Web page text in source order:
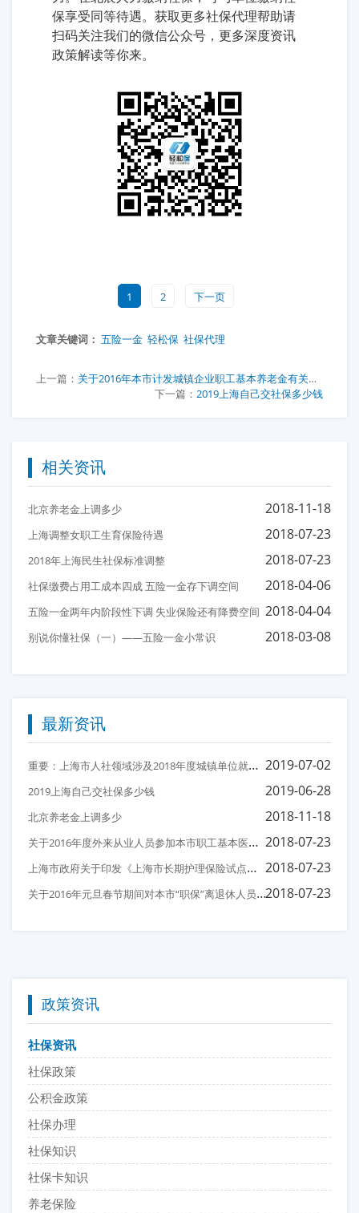
保享受同等待遇。获取更多社保代理帮助请
扫码关注我们的微信公众号，更多深度资讯
政策解读等你来。
1 2 下一页
文章关键词： 五险一金 轻松保 社保代理
上一篇： 关于2016年本市计发城镇企业职工基本养老金有关问题的补充通知
下一篇： 2019上海自己交社保多少钱
相关资讯
北京养老金上调多少 2018-11-18
上海调整女职工生育保险待遇 2018-07-23
2018年上海民生社保标准调整 2018-07-23
社保缴费占用工成本四成 五险一金存下调空间 2018-04-06
五险一金两年内阶段性下调 失业保险还有降费空间 2018-04-04
别说你懂社保（一）——五险一金小常识 2018-03-08
最新资讯
重
要：上海市人社领域涉及2018年度城镇单位就业人员平均工资相关事项的说明 2019-07-02
2019上海自己交社保多少钱 2019-06-28
北京养老金上调多少
2018-11-18
关
于2016年度外来从业人员参加本市职工基本医疗保险后医保待遇衔接有关问题的通知 2018-07-23
上
海市政府关于印发《上海市长期护理保险试点办法》的通知 2018-07-23
关
于2016年元旦春节期间对本市“职保”离退休人员、“镇保”按月领取养老金人员发放一次性补助费的通知2018-07-23
政策资讯
社保资讯
社保政策
公积金政策
社保办理
社保知识
社保卡知识
养老保险